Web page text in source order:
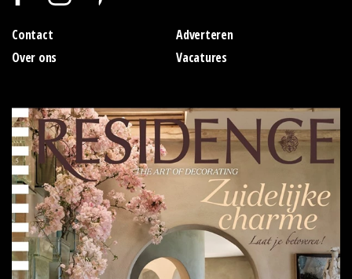
Contact
Adverteren
Over ons
Vacatures